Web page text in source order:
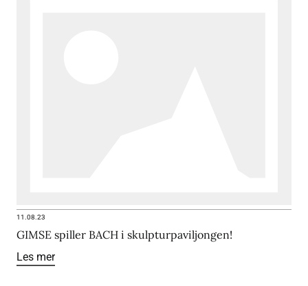
11.08.23
GIMSE spiller BACH i skulpturpaviljongen!
Les mer